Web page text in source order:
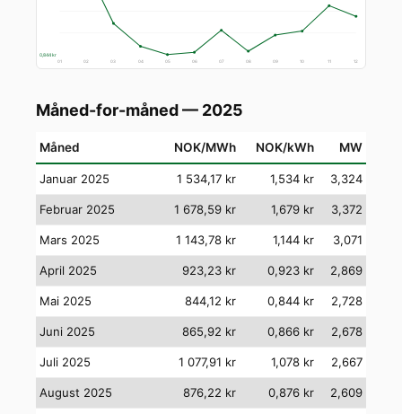
0,844 kr
01 02 03 04 05 06 07 08 09 10 11 12
Måned-for-måned — 2025
Måned NOK/MWh NOK/kWh MW
Januar 2025 1 534,17 kr 1,534 kr 3,324
Februar 2025 1 678,59 kr 1,679 kr 3,372
Mars 2025 1 143,78 kr 1,144 kr 3,071
April 2025 923,23 kr 0,923 kr 2,869
Mai 2025 844,12 kr 0,844 kr 2,728
Juni 2025 865,92 kr 0,866 kr 2,678
Juli 2025 1 077,91 kr 1,078 kr 2,667
August 2025 876,22 kr 0,876 kr 2,609